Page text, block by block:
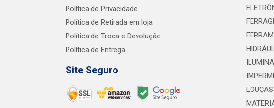
Política de Privacidade
Política de Retirada em loja
Política de Troca e Devolução
Política de Entrega
Site Seguro